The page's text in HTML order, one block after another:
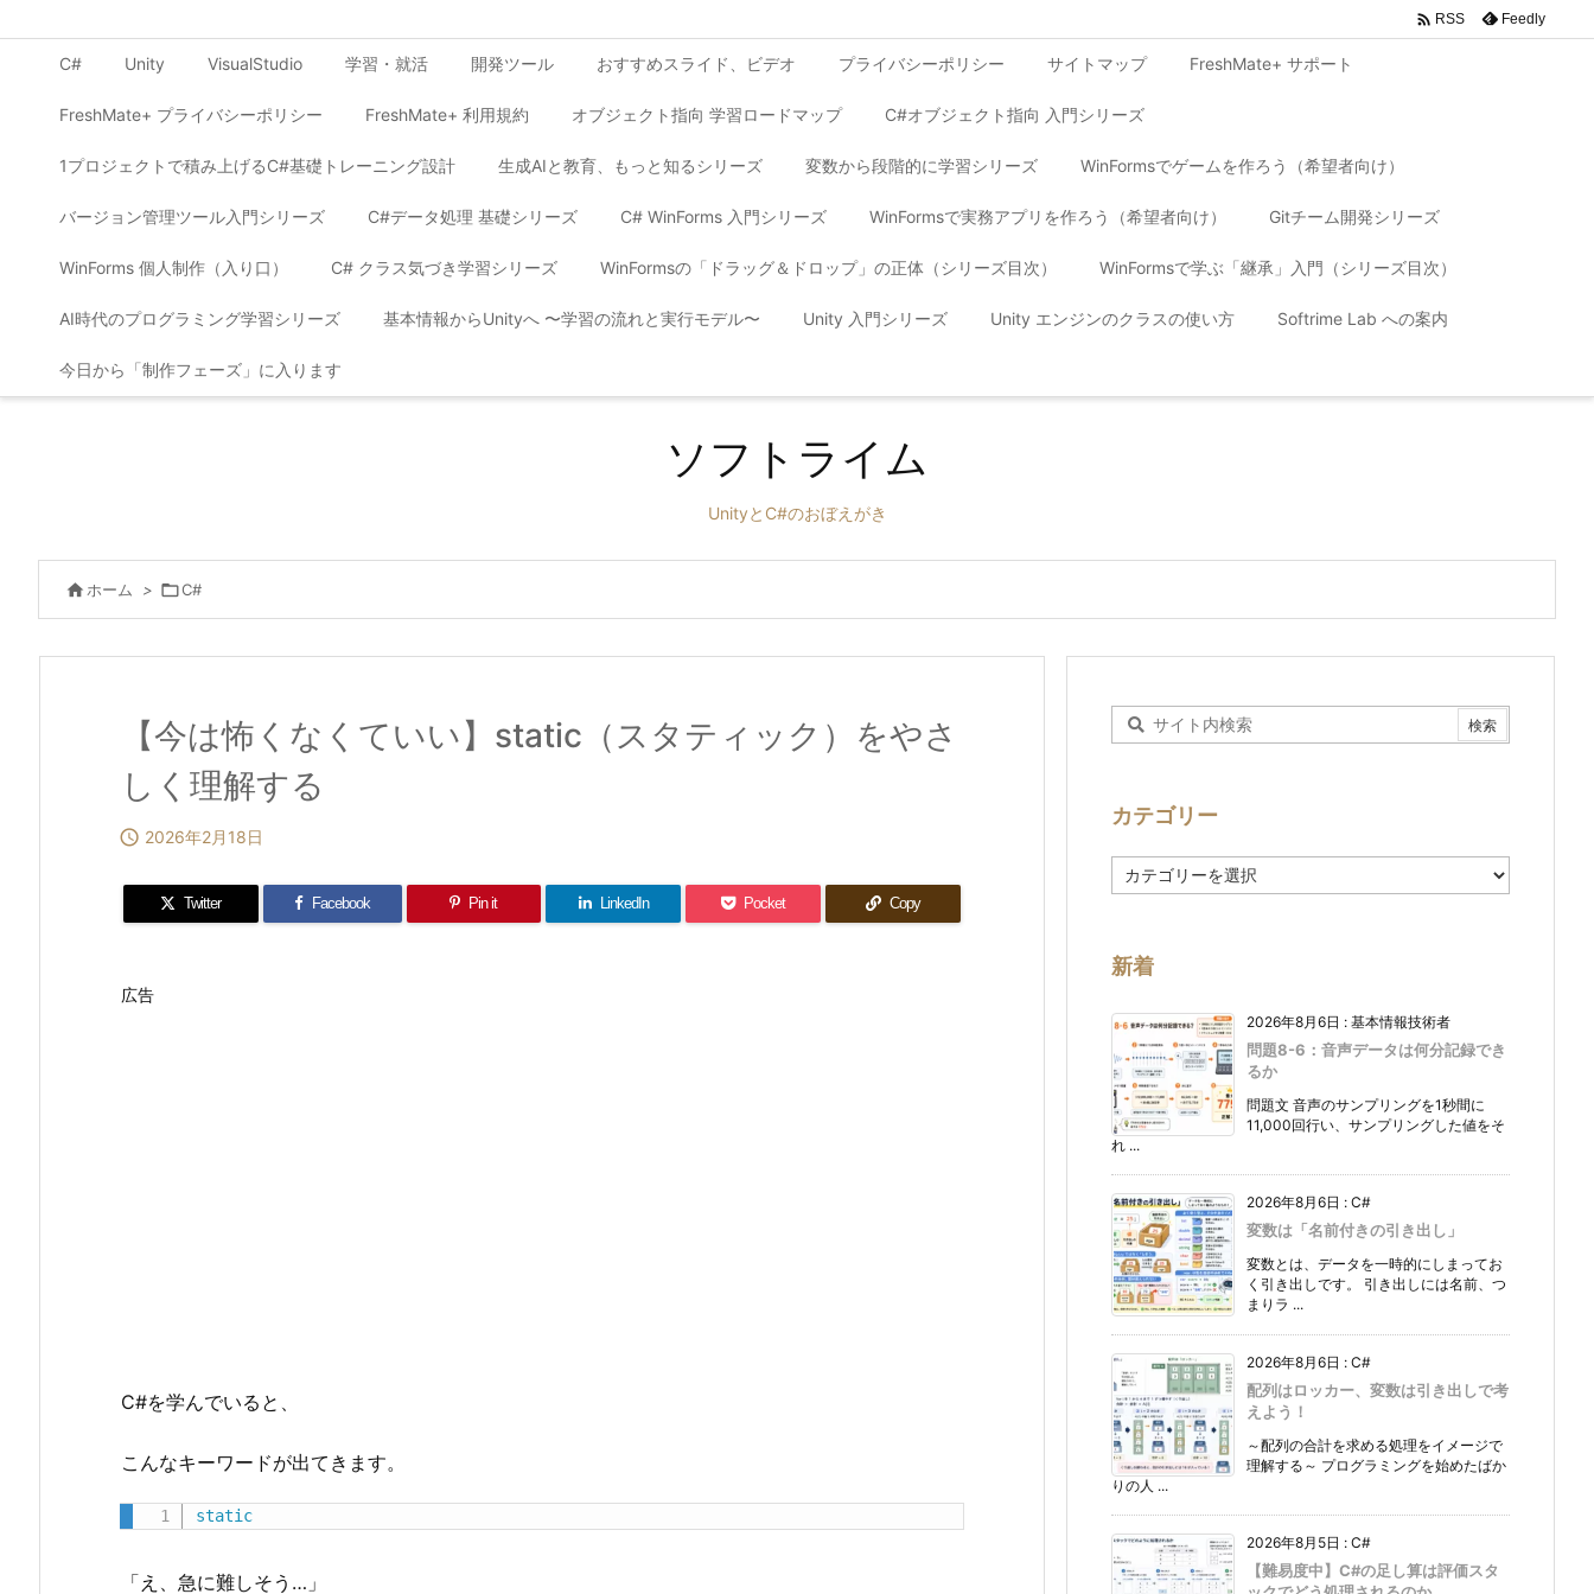
C# Unity VisualStudio 学習・就活 開発ツール おすすめスライド、ビデオ プライバシーポリシー サイトマップ FreshMate+ サポート
FreshMate+ プライバシーポリシー FreshMate+ 利用規約 オブジェクト指向 学習ロードマップ C#オブジェクト指向 入門シリーズ
1プロジェクトで積み上げるC#基礎トレーニング設計 生成AIと教育、もっと知るシリーズ 変数から段階的に学習シリーズ WinFormsでゲームを作ろう（希望者向け）
バージョン管理ツール入門シリーズ C#データ処理 基礎シリーズ C# WinForms 入門シリーズ WinFormsで実務アプリを作ろう（希望者向け） Gitチーム開発シリーズ
WinForms 個人制作（入り口） C# クラス気づき学習シリーズ WinFormsの「ドラッグ＆ドロップ」の正体（シリーズ目次） WinFormsで学ぶ「継承」入門（シリーズ目次）
AI時代のプログラミング学習シリーズ 基本情報からUnityへ 〜学習の流れと実行モデル〜 Unity 入門シリーズ Unity エンジンのクラスの使い方 Softrime Lab への案内
今日から「制作フェーズ」に入ります
 RSS Feedly
ソフトライム
UnityとC#のおぼえがき
 ホーム > C#
【今は怖くなくていい】static（スタティック）をやさ
しく理解する
 2026年2月18日
Twitter Facebook Pin it LinkedIn Pocket Copy
広告
C#を学んでいると、
こんなキーワードが出てきます。
static
「え、急に難しそう…」
カテゴリー
テ
ー
新着
2026年8月6日 : 基本情報技術者
問題8-6：音声データは何分記録でき
るか
問題文 音声のサンプリングを1秒間に
11,000回行い、サンプリングした値をそ
れ ...
2026年8月6日 : C#
変数は「名前付きの引き出し」
変数とは、データを一時的にしまってお
く引き出しです。 引き出しには名前、つ
まりラ ...
2026年8月6日 : C#
配列はロッカー、変数は引き出しで考
えよう！
～配列の合計を求める処理をイメージで
理解する～ プログラミングを始めたばか
りの人 ...
2026年8月5日 : C#
【難易度中】C#の足し算は評価スタ